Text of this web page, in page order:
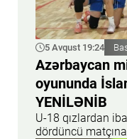
5 Avqust 19:24
Azərbaycan
oyununda
YENİLƏNİB
U-18 qızlardan
dördüncü matçına